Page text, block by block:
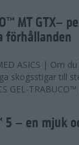
MT
förhållanden
ASICS | Om
skogsstigar till
GEL-
5 – en mjuk